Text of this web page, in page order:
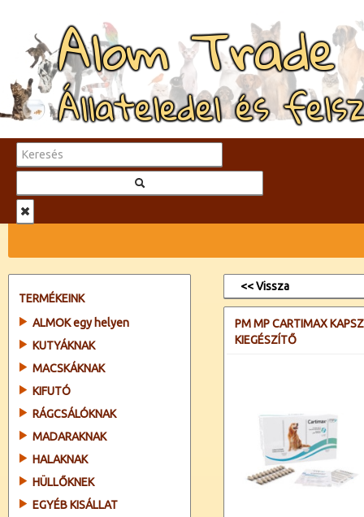
Alom Trade
Állateledel és
TERMÉKEINK
ALMOK egy helyen
KUTYÁKNAK
MACSKÁKNAK
KIFUTÓ
RÁGCSÁLÓKNAK
MADARAKNAK
HALAKNAK
HÜLLŐKNEK
EGYÉB KISÁLLAT
<< Vissza
PM MP CARTIMAX
KIEGÉSZÍTŐ